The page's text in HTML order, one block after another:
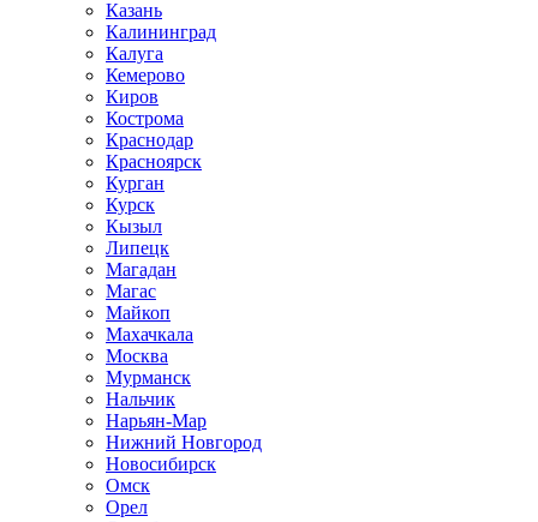
Казань
Калининград
Калуга
Кемерово
Киров
Кострома
Краснодар
Красноярск
Курган
Курск
Кызыл
Липецк
Магадан
Магас
Майкоп
Махачкала
Москва
Мурманск
Нальчик
Нарьян-Мар
Нижний Новгород
Новосибирск
Омск
Орел